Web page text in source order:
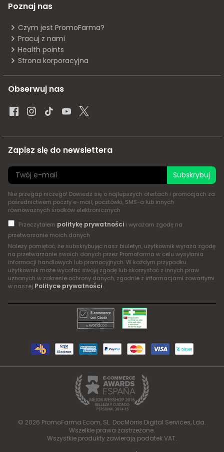
Poznaj nas
Czym jest PromoFarma?
Pracuj z nami
Health points
Strona korporacyjna
Obserwuj nas
Zapisz się do newslettera
Subskrybuj
Nie przegap niczego! Dowiedz się o najlepszych ofertach i promocjach za
pośrednictwem poczty e-mail, pocztówki, SMS-a lub innych
równoważnych środków elektronicznych
Przeczytałem politykę prywatnościi wyrażam zgodę na
przetwarzanie moich danych
Należy pamiętać, że subskrybując nasz biuletyn, użytkownik wyraża zgodę
na przetwarzanie swoich danych przez Promofarma w celu wysyłania
informacji handlowych lub promocyjnych. W każdym przypadku
użytkownik może wycofać swoją zgodę lub skorzystać z innych praw
uznanych w zakresie ochrony danych, zgodnie z informacjami zawartymi
w naszej Polityce prywatności .
© 2026 PromoFarma Ecom, SL. DocMorris Digital Services, Lda.
Wszelkie prawa zastrzeżone.
Wszystkie produkty zawierają podatek VAT.